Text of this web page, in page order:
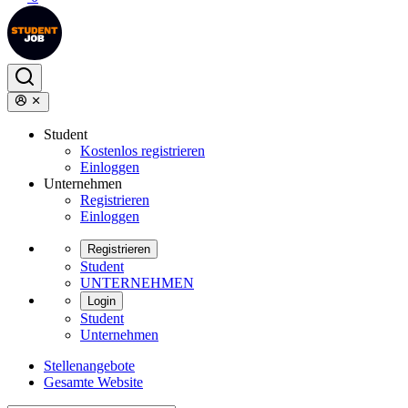
Student
Kostenlos registrieren
Einloggen
Unternehmen
Registrieren
Einloggen
Registrieren
Student
UNTERNEHMEN
Login
Student
Unternehmen
Stellenangebote
Gesamte Website